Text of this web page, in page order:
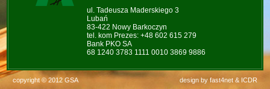
ul. Tadeusza Maderskiego 3
Lubań
83-422 Nowy Barkoczyn
tel. kom Prezes: +48 602 615 279
Bank PKO SA
68 1240 3783 1111 0010 3869 9886
copyright © 2012 GSA design by fast4net& ICDR